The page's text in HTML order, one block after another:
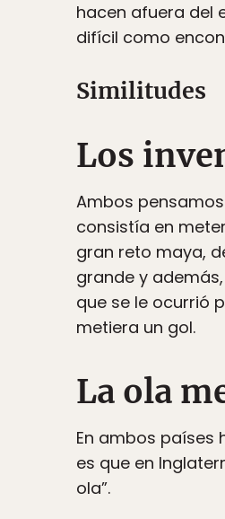
hacen afuera del
difícil como
Similitudes
Los
Ambos
consistía en
gran reto maya,
grande y
que se le ocurrió
metiera un gol.
La ola
En ambos países
es que en
ola”.